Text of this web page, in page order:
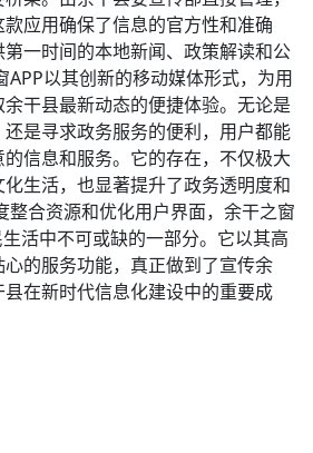
应用确保了信息的官方性和准确
一时间的本地新闻、政策解读和公
APP以其创新的移动媒体形式，为用
干县最新动态的便捷体验。无论是
是寻求政务服务的便利，用户都能
信息和服务。它的存在，不仅极大
生活，也显著提升了政务透明度和
整合资源和优化用户界面，余干之窗
活中不可或缺的一部分。它以其高
的服务功能，真正做到了宣传余
在新时代信息化建设中的重要成